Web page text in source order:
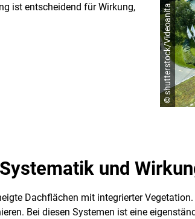
© shutterstock/Videoanita
ist entscheidend für Wirkung,
und
Dachflächen mit integrierter
Bei diesen Systemen ist eine